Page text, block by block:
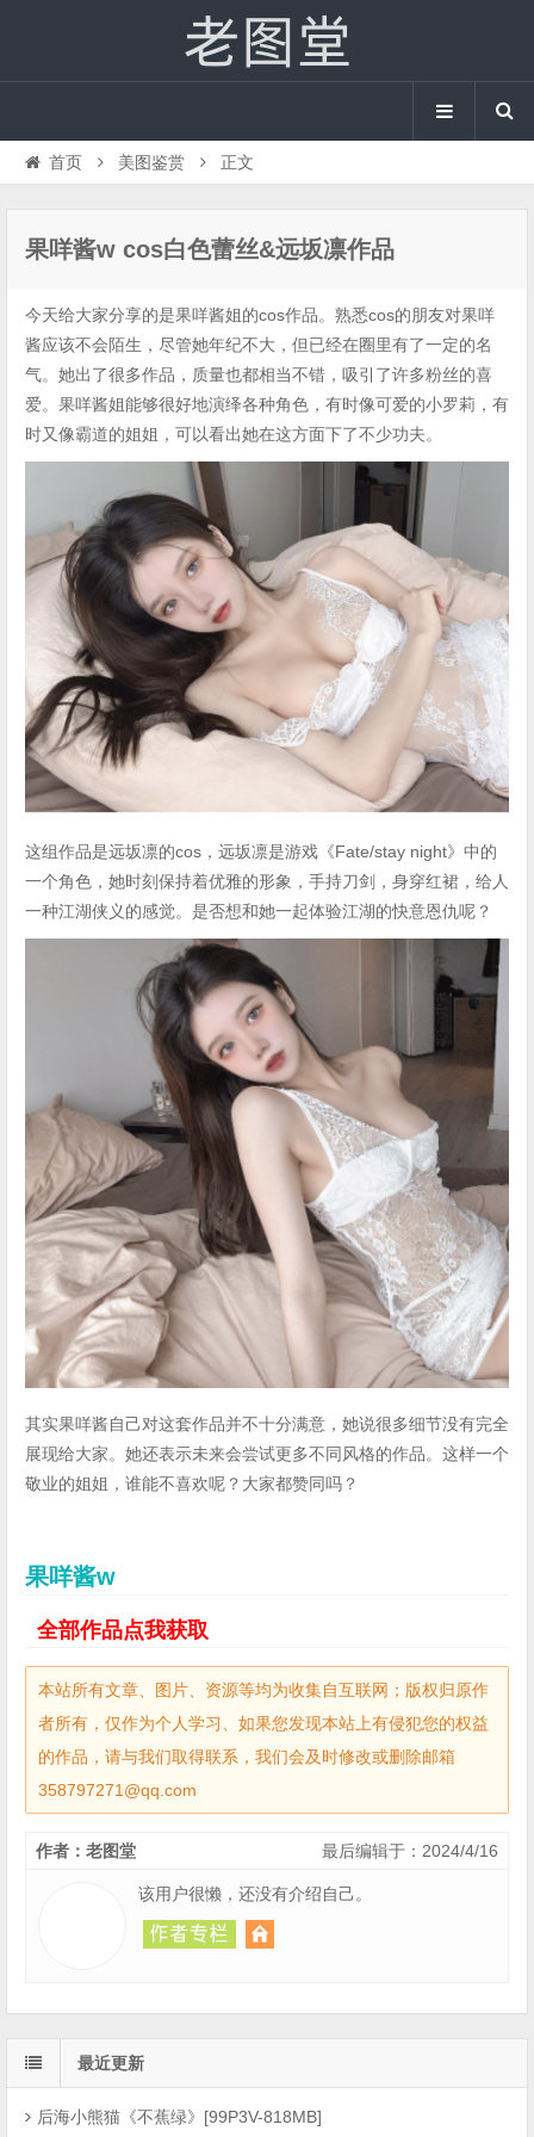
首页 美图鉴赏 正文
果咩酱w cos白色蕾丝&远坂凛作品
今天给大家分享的是果咩酱姐的cos作品。熟悉cos的朋友对果咩
酱应该不会陌生，尽管她年纪不大，但已经在圈里有了一定的名
气。她出了很多作品，质量也都相当不错，吸引了许多粉丝的喜
爱。果咩酱姐能够很好地演绎各种角色，有时像可爱的小罗莉，有
时又像霸道的姐姐，可以看出她在这方面下了不少功夫。
这组作品是远坂凛的cos，远坂凛是游戏《Fate/stay night》中的
一个角色，她时刻保持着优雅的形象，手持刀剑，身穿红裙，给人
一种江湖侠义的感觉。是否想和她一起体验江湖的快意恩仇呢？
其实果咩酱自己对这套作品并不十分满意，她说很多细节没有完全
展现给大家。她还表示未来会尝试更多不同风格的作品。这样一个
敬业的姐姐，谁能不喜欢呢？大家都赞同吗？
果咩酱w
全部作品点我获取
本站所有文章、图片、资源等均为收集自互联网；版权归原作
者所有，仅作为个人学习、如果您发现本站上有侵犯您的权益
的作品，请与我们取得联系，我们会及时修改或删除邮箱
358797271@qq.com
最后编辑于：2024/4/16
作者：老图堂
该用户很懒，还没有介绍自己。
最近更新
后海小熊猫《不蕉绿》[99P3V-818MB]